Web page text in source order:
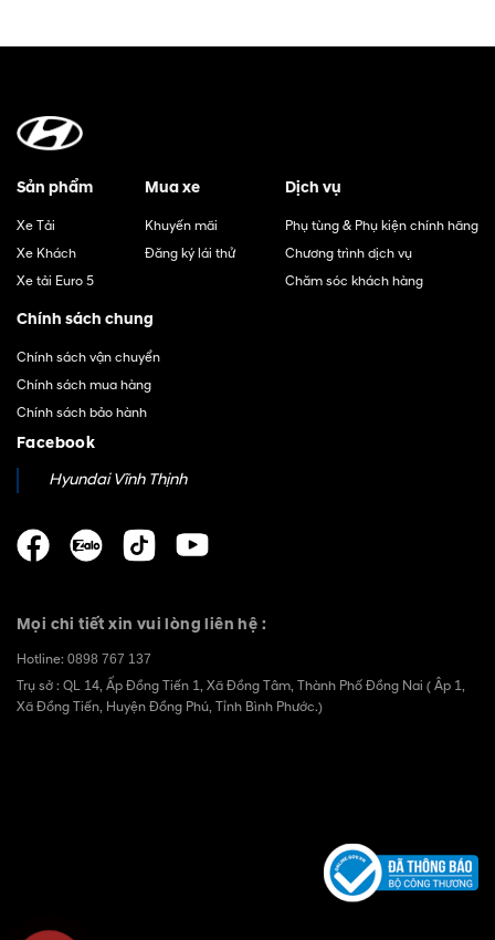
Sản phẩm
Xe Tải
Xe Khách
Xe tải Euro 5
Mua xe
Khuyến mãi
Đăng ký lái thử
Dịch vụ
Phụ tùng & Phụ kiện chính hãng
Chương trình dịch vụ
Chăm sóc khách hàng
Chính sách chung
Chính sách vận chuyển
Chính sách mua hàng
Chính sách bảo hành
Facebook
Hyundai Vĩnh Thịnh
Mọi chi tiết xin vui lòng liên hệ :
Hotline: 0898 767 137
Trụ sở : QL 14, Ấp Đồng Tiến 1, Xã Đồng Tâm, Thành Phố Đồng Nai ( Âp 1,
Xã Đồng Tiến, Huyện Đồng Phú, Tỉnh Bình Phước.)